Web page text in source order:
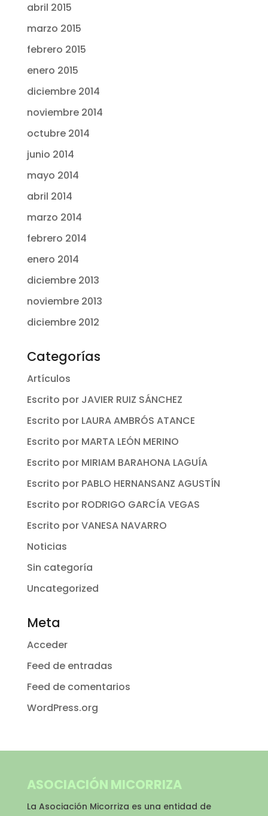
abril 2015
marzo 2015
febrero 2015
enero 2015
diciembre 2014
noviembre 2014
octubre 2014
junio 2014
mayo 2014
abril 2014
marzo 2014
febrero 2014
enero 2014
diciembre 2013
noviembre 2013
diciembre 2012
Categorías
Artículos
Escrito por JAVIER RUIZ SÁNCHEZ
Escrito por LAURA AMBRÓS ATANCE
Escrito por MARTA LEÓN MERINO
Escrito por MIRIAM BARAHONA LAGUÍA
Escrito por PABLO HERNANSANZ AGUSTÍN
Escrito por RODRIGO GARCÍA VEGAS
Escrito por VANESA NAVARRO
Noticias
Sin categoría
Uncategorized
Meta
Acceder
Feed de entradas
Feed de comentarios
WordPress.org
ASOCIACIÓN MICORRIZA
La Asociación Micorriza es una entidad de